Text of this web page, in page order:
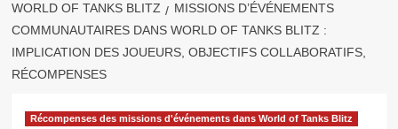
WORLD OF TANKS BLITZ
MISSIONS D’ÉVÉNEMENTS
COMMUNAUTAIRES DANS WORLD OF TANKS BLITZ :
IMPLICATION DES JOUEURS, OBJECTIFS COLLABORATIFS,
RÉCOMPENSES
Récompenses des missions d'événements dans World of Tanks Blitz